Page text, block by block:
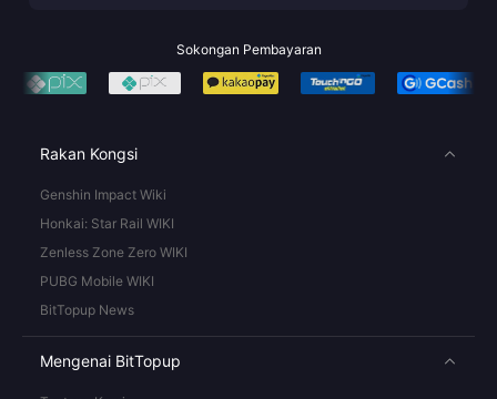
Sokongan Pembayaran
Rakan Kongsi
Genshin Impact Wiki
Honkai: Star Rail WIKI
Zenless Zone Zero WIKI
PUBG Mobile WIKI
BitTopup News
Mengenai BitTopup